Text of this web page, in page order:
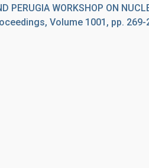
PERUGIA WORKSHOP ON
Volume 1001, pp. 269-